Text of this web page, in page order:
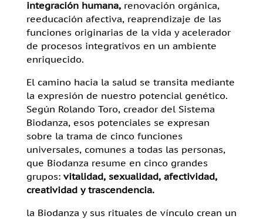
integración humana,renovación orgánica,
reeducación afectiva, reaprendizaje de las
funciones originarias de la vida y acelerador
de procesos integrativos en un ambiente
enriquecido.
El camino hacia la salud se transita mediante
la expresión de nuestro potencial genético.
Según Rolando Toro, creador del Sistema
Biodanza, esos potenciales se expresan
sobre la trama de cinco funciones
universales, comunes a todas las personas,
que Biodanza resume en cinco grandes
grupos: vitalidad, sexualidad, afectividad,
creatividadytrascendencia.
la Biodanza y sus rituales de vínculo crean un